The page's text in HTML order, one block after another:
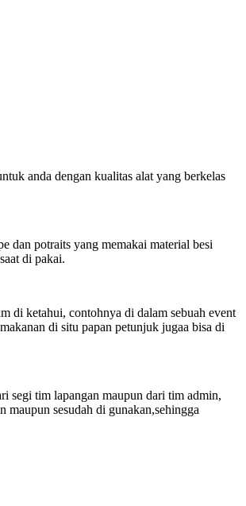
anda dengan kualitas alat yang berkelas
dan potraits yang memakai material besi
di pakai.
di ketahui, contohnya di dalam sebuah event
di situ papan petunjuk jugaa bisa di
segi tim lapangan maupun dari tim admin,
maupun sesudah di gunakan,sehingga